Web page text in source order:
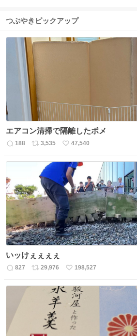
つぶやきピックアップ
エアコン清掃で隔離したポメ
返
188
リ
数
3,535
い
ね
数
47,540
いッけぇぇぇぇ
返
827
リ
29,976
い
ね
数
198,527